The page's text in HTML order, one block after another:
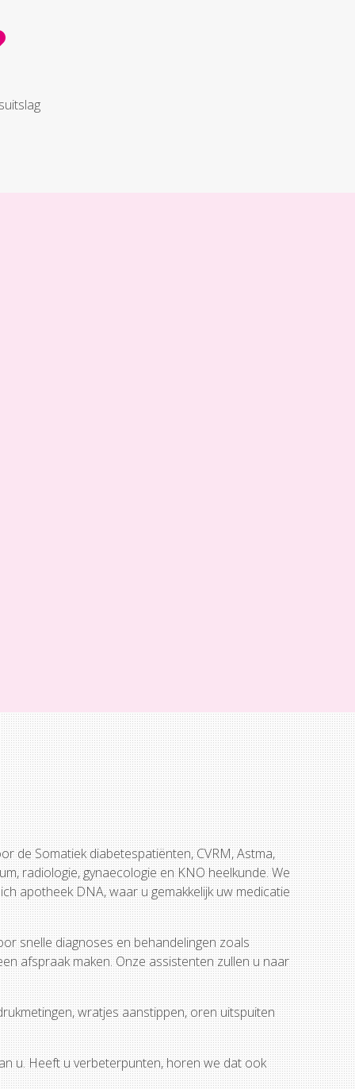
de Somatiek diabetespatiënten, CVRM, Astma,
radiologie, gynaecologie en KNO heelkunde. We
apotheek DNA, waar u gemakkelijk uw medicatie
snelle diagnoses en behandelingen zoals
afspraak maken. Onze assistenten zullen u naar
wratjes aanstippen, oren uitspuiten
u. Heeft u verbeterpunten, horen we dat ook